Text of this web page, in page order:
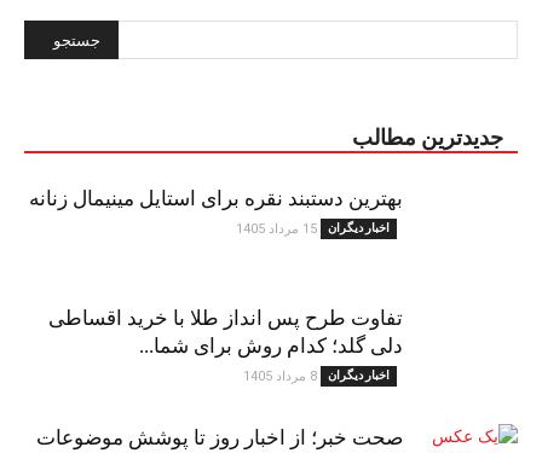
جدیدترین مطالب
بهترین دستبند نقره برای استایل مینیمال زنانه
اخبار دیگران 15 مرداد 1405
تفاوت طرح پس انداز طلا با خرید اقساطی
دلی گلد؛ کدام روش برای شما...
اخبار دیگران 8 مرداد 1405
صحت خبر؛ از اخبار روز تا پوشش موضوعات